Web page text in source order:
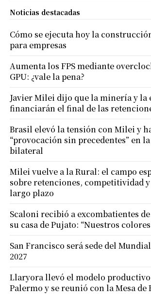
Noticias destacadas
Cómo se ejecuta hoy la
para empresas
Aumenta los FPS mediante
GPU: ¿vale la pena?
Javier Milei dijo que la minería y la
financiarán el final de las
Brasil elevó la tensión con Milei y
“provocación sin precedentes” en
bilateral
Milei vuelve a la Rural: el campo
sobre retenciones, competitividad
largo plazo
Scaloni recibió a excombatientes
su casa de Pujato: “Nuestros
San Francisco será sede del
2027
Llaryora llevó el modelo productivo
Palermo y se reunió con la Mesa de